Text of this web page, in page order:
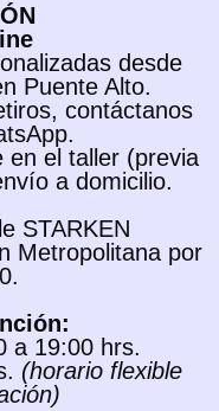
desde
Puente Alto.
contáctanos
en el taller (previa
a domicilio.
STARKEN
Metropolitana por
a 19:00 hrs.
(horario flexible